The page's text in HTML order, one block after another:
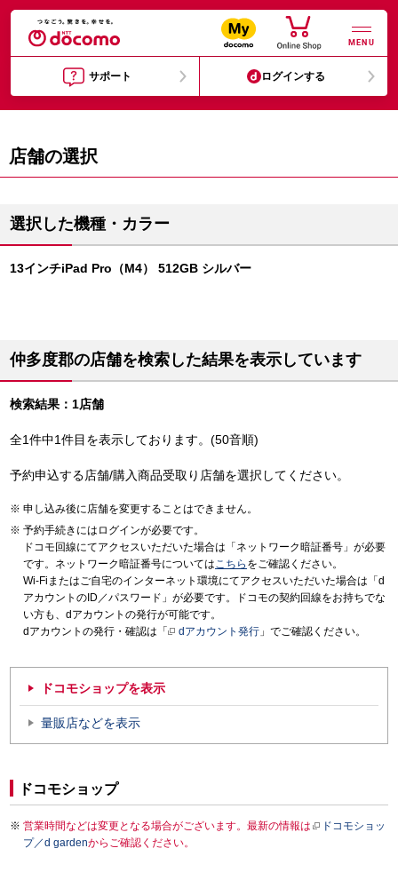
MENU
サポート ログインする
店舗の選択
選択した機種・カラー
13インチiPad Pro（M4） 512GB シルバー
仲多度郡の店舗を検索した結果を表示しています
検索結果：1店舗
全1件中1件目を表示しております。(50音順)
予約申込する店舗/購入商品受取り店舗を選択してください。
申し込み後に店舗を変更することはできません。
予約手続きにはログインが必要です。
ドコモ回線にてアクセスいただいた場合は「ネットワーク暗証番号」が必要
です。ネットワーク暗証番号についてはこちら をご確認ください。
Wi-Fiまたはご自宅のインターネット環境にてアクセスいただいた場合は「d
アカウントのID／パスワード」が必要です。ドコモの契約回線をお持ちでな
い方も、dアカウントの発行が可能です。
dアカウントの発行・確認は「
dアカウント発行 」でご確認ください。
ドコモショップを表示
量販店などを表示
ドコモショップ
営業時間などは変更となる場合がございます。最新の情報は
ドコモショッ
プ／d gardenからご確認ください。